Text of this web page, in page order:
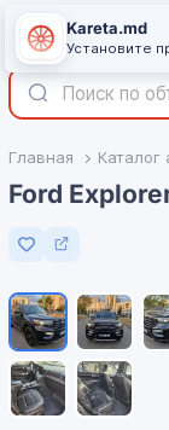
Главная Каталог
Ford
Добавить в
Kareta.md
Установите